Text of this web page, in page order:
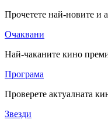
Прочетете най-новите и
Очаквани
Най-чаканите кино
Програма
Проверете актуалната
Звезди